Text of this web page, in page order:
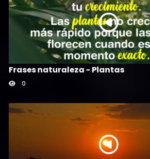
Frases naturaleza - Plantas
0